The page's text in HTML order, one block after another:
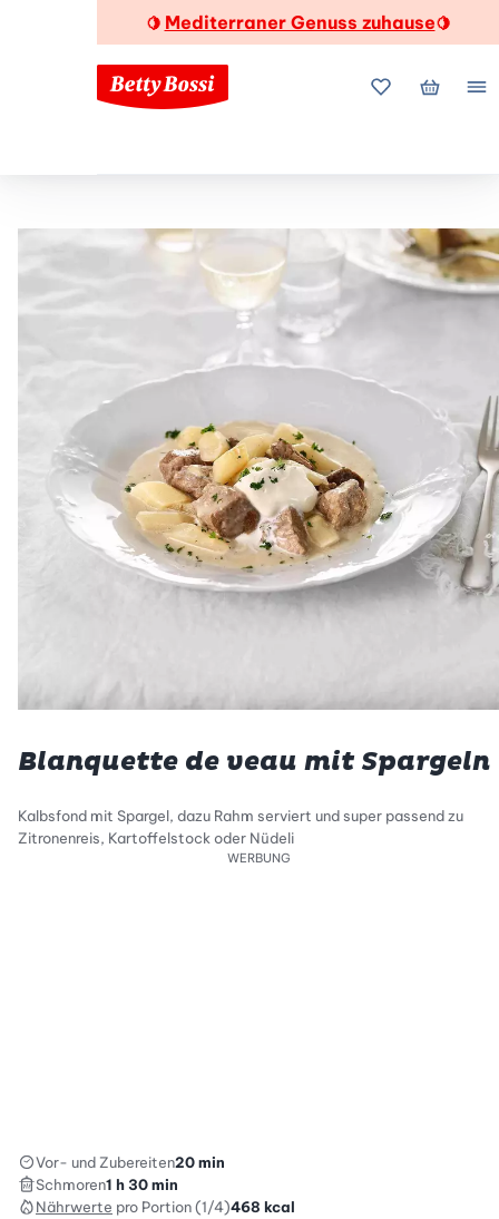
🍋 Mediterraner Genuss zuhause🍋
MeineMein
Blanquette de veau mit Spargeln
Kalbsfond mit Spargel, dazu Rahm serviert und super passend zu
Zitronenreis, Kartoffelstock oder Nüdeli
WERBUNG
Vor- und Zubereiten20 min
Schmoren1 h 30 min
Nährwerte pro Portion (1/4)468 kcal